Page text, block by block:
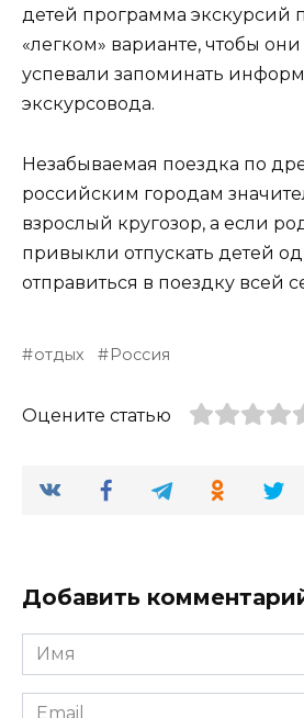
детей программа экскурсий
«легком» варианте, чтобы
успевали запоминать
экскурсовода.
Незабываемая поездка по
российским городам
взрослый кругозор, а если
привыкли отпускать детей
отправиться в поездку всей
отдых Россия
Оцените статью
Добавить
Имя
*
Email